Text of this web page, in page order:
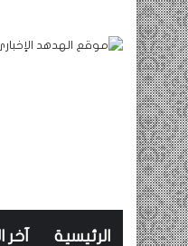
الرئيسية آخر